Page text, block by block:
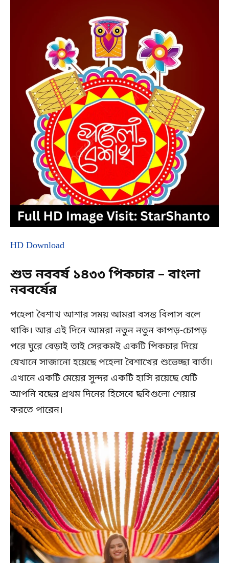
HD Download
শুভ নববর্ষ ১৪৩৩ পিকচার – বাংলা
নববর্ষের
পহেলা বৈশাখ আশার সময় আমরা বসন্ত বিলাস বলে
থাকি। আর এই দিনে আমরা নতুন নতুন কাপড়-চোপড়
পরে ঘুরে বেড়াই তাই সেরকমই একটি পিকচার দিয়ে
যেখানে সাজানো হয়েছে পহেলা বৈশাখের শুভেচ্ছা বার্তা।
এখানে একটি মেয়ের সুন্দর একটি হাসি রয়েছে যেটি
আপনি বছের প্রথম দিনের হিসেবে ছবিগুলো শেয়ার
করতে পারেন।